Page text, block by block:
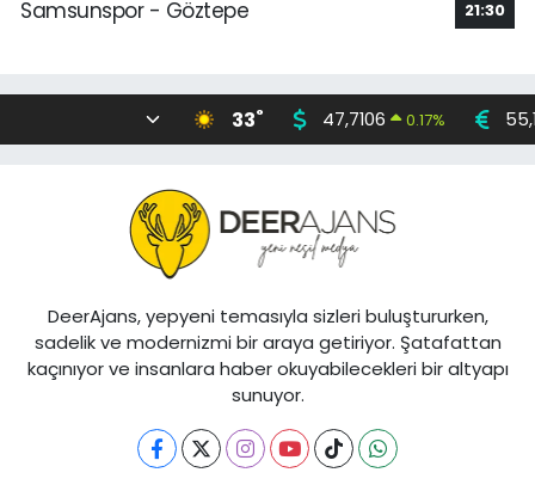
Samsunspor - Göztepe
21:30
33° 47,7106 0.17%
DeerAjans, yepyeni temasıyla sizleri buluştururken,
sadelik ve modernizmi bir araya getiriyor. Şatafattan
kaçınıyor ve insanlara haber okuyabilecekleri bir altyapı
sunuyor.